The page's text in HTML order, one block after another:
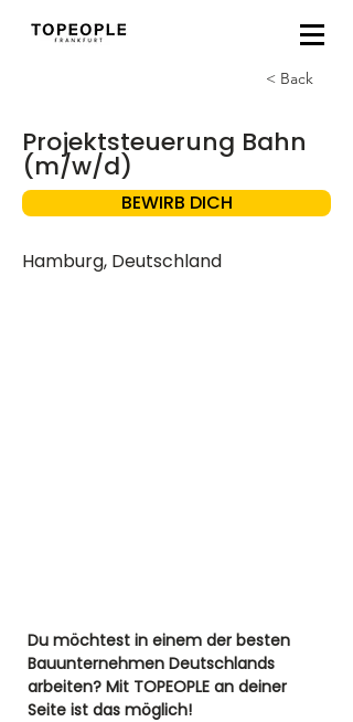
Projektsteuerung Bahn
(m/w/d)
BEWIRB DICH
Hamburg, Deutschland
< Back
Du möchtest in einem der besten
Bauunternehmen Deutschlands
arbeiten? Mit TOPEOPLE an deiner
Seite ist das möglich!